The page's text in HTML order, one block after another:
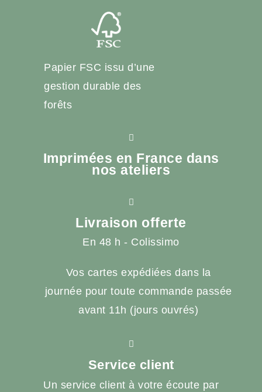
Papier FSC issu d’une
gestion durable des
forêts
Imprimées en France dans
nos ateliers
Livraison offerte
En 48 h - Colissimo
Vos cartes expédiées dans la
journée pour toute commande passée
avant 11h (jours ouvrés)
Service client
Un service client à votre écoute par